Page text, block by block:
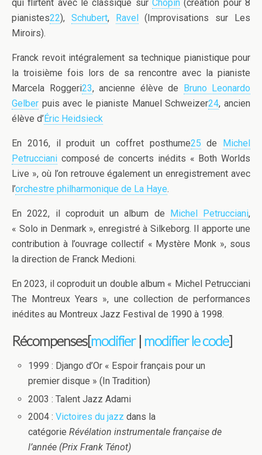
qui flirtent avec le classique sur Chopin (création pour 8
pianistes22), Schubert, Ravel
(Improvisations sur Les
Miroirs).
Franck revoit intégralement sa technique pianistique pour
la troisième fois lors de sa rencontre avec la pianiste
Marcela Roggeri23, ancienne élève de
Bruno Leonardo
Gelber puis avec le pianiste Manuel Schweizer24, ancien
élève d’Éric Heidsieck
En 2016, il produit un coffret posthume25 de
Michel
Petrucciani composé de concerts inédits « Both Worlds
Live », où l’on retrouve également un enregistrement avec
l’orchestre philharmonique de La Haye.
En 2022, il coproduit un album de Michel Petrucciani,
« Solo in Denmark », enregistré à Silkeborg. Il apporte une
contribution à l’ouvrage collectif « Mystère Monk », sous
la direction de Franck Medioni.
En 2023, il coproduit un double album « Michel Petrucciani
The Montreux Years », une collection de performances
inédites au Montreux Jazz Festival de 1990 à 1998.
Récompenses[modifier| modifier le code]
1999 : Django d’Or « Espoir français pour un
premier disque » (In Tradition)
2003 : Talent Jazz Adami
2004 :Victoires du jazzdans la
catégorieRévélation instrumentale française de
l’année (Prix Frank Ténot)